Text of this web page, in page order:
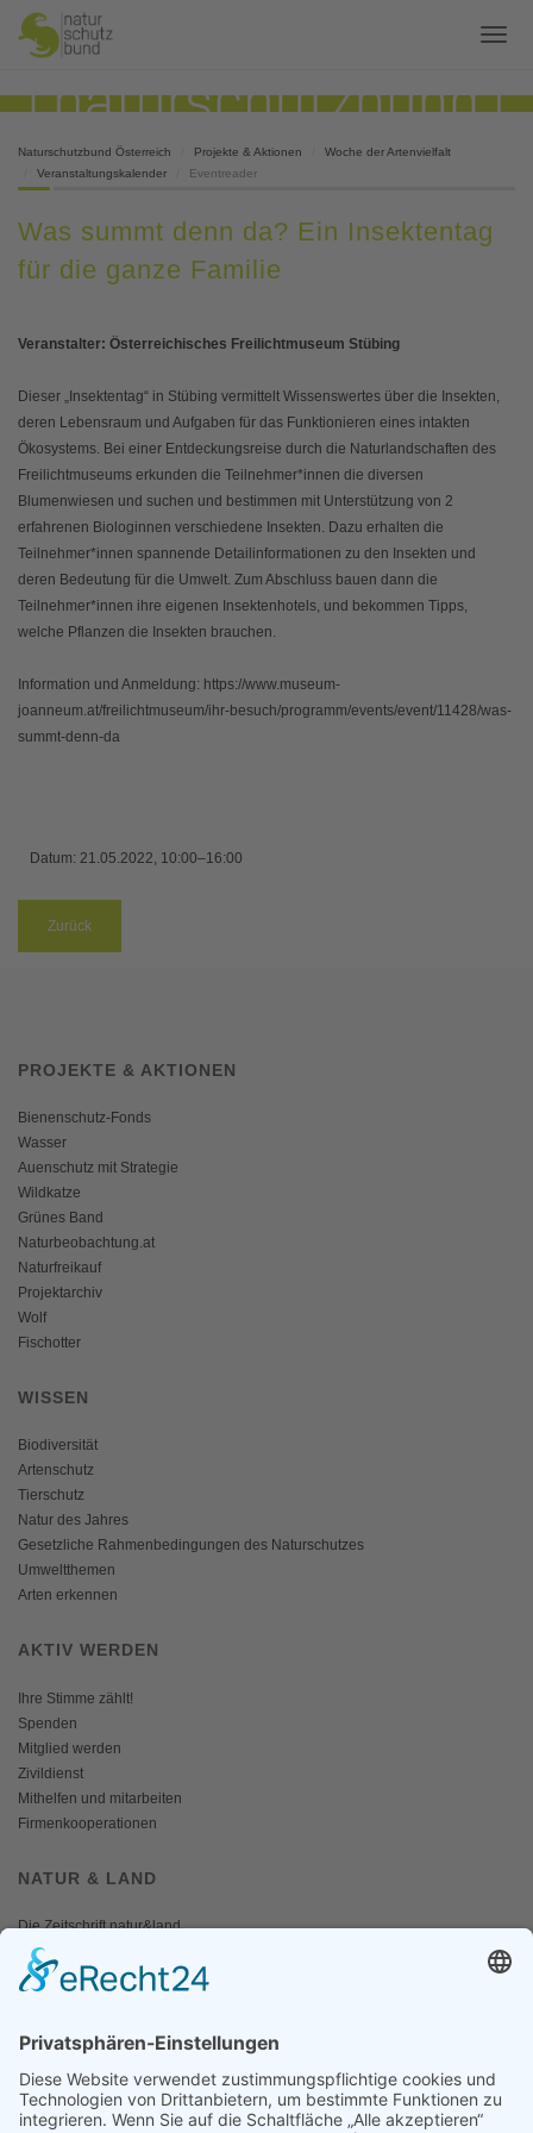
Naturschutzbund Österreich Projekte & Aktionen
Woche der Artenvielfalt
Veranstaltungskalender
Eventreader
Was summt denn da? Ein Insektentag
für die ganze Familie
Veranstalter: Österreichisches Freilichtmuseum Stübing
Dieser „Insektentag“ in Stübing vermittelt Wissenswertes über die Insekten,
deren Lebensraum und Aufgaben für das Funktionieren eines intakten
Ökosystems. Bei einer Entdeckungsreise durch die Naturlandschaften des
Freilichtmuseums erkunden die Teilnehmer*innen die diversen
Blumenwiesen und suchen und bestimmen mit Unterstützung von 2
erfahrenen Biologinnen verschiedene Insekten. Dazu erhalten die
Teilnehmer*innen spannende Detailinformationen zu den Insekten und
deren Bedeutung für die Umwelt. Zum Abschluss bauen dann die
Teilnehmer*innen ihre eigenen Insektenhotels, und bekommen Tipps,
welche Pflanzen die Insekten brauchen.
Information und Anmeldung: https://www.museum-
joanneum.at/freilichtmuseum/ihr-besuch/programm/events/event/11428/was-
summt-denn-da
Datum: 21.05.2022, 10:00–16:00
Zurück
PROJEKTE & AKTIONEN
Bienenschutz-Fonds
Wasser
Auenschutz mit Strategie
Wildkatze
Grünes Band
Naturbeobachtung.at
Naturfreikauf
Projektarchiv
Wolf
Fischotter
WISSEN
Biodiversität
Artenschutz
Tierschutz
Natur des Jahres
Gesetzliche Rahmenbedingungen des Naturschutzes
Umweltthemen
Arten erkennen
AKTIV WERDEN
Ihre Stimme zählt!
Spenden
Mitglied werden
Zivildienst
Mithelfen und mitarbeiten
Firmenkooperationen
NATUR & LAND
Die Zeitschrift natur&land
Archiv
Mediadaten
Fotos und Logos
Presseaussendungen
Presse